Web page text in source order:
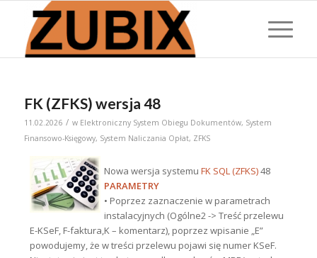
FK (ZFKS) wersja 48
11.02.2026 / w Elektroniczny System Obiegu Dokumentów, System
Finansowo-Księgowy, System Naliczania Opłat, ZFKS
Nowa wersja systemu FK SQL (ZFKS)48
PARAMETRY
• Poprzez zaznaczenie w parametrach
instalacyjnych (Ogólne2 -> Treść przelewu
E-KSeF, F-faktura,K – komentarz), poprzez wpisanie „E”
powodujemy, że w treści przelewu pojawi się numer KSeF.